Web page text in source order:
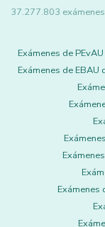
37.277.803
Exámenes de
Exámenes de EBAU
Exámenes